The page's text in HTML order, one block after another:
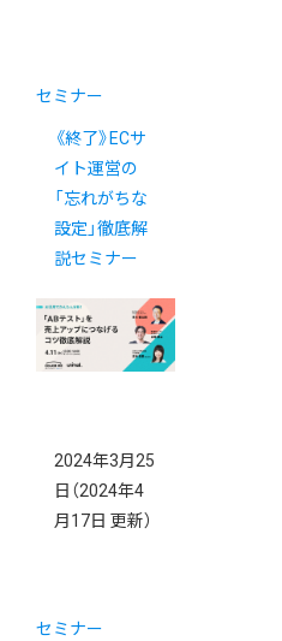
セミナー
《終了》ECサ
イト運営の
「忘れがちな
設定」徹底解
説セミナー
2024年3月25
日 （2024年4
月17日 更新）
セミナー